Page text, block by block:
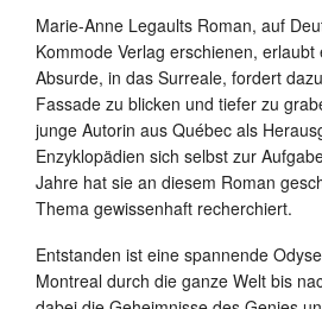
Marie-Anne Legaults Roman, auf
Kommode Verlag erschienen, erlaubt
Absurde, in das Surreale, fordert
Fassade zu blicken und tiefer zu
junge Autorin aus Québec als
Enzyklopädien sich selbst zur
Jahre hat sie an diesem Roman
Thema gewissenhaft recherchiert.
Entstanden ist eine spannende
Montreal durch die ganze Welt bis